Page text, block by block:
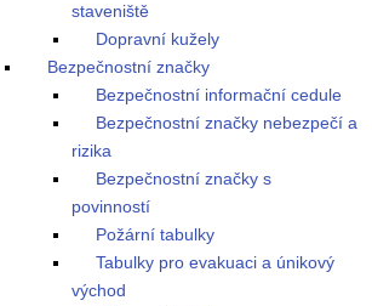
staveniště
Dopravní kužely
Bezpečnostní značky
Bezpečnostní informační cedule
Bezpečnostní značky nebezpečí a
rizika
Bezpečnostní značky s
povinností
Požární tabulky
Tabulky pro evakuaci a únikový
východ